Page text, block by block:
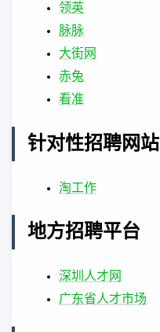
领英
脉脉
大街网
赤兔
看准
针对性招聘网站
淘工作
地方招聘平台
深圳人才网
广东省人才市场